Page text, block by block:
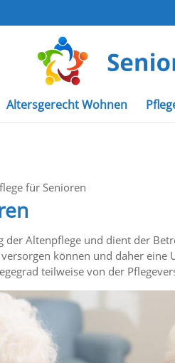
Altersgerecht Wohnen
für Senioren
der Altenpflege und dient der
können und daher eine
teilweise von der